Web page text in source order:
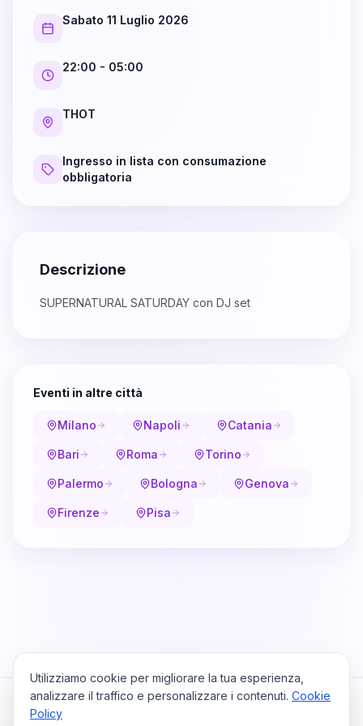
Sabato 11 Luglio 2026
22:00 - 05:00
THOT
Ingresso in lista con consumazione
obbligatoria
Descrizione
SUPERNATURAL SATURDAY con DJ set
Eventi in altre città
Milano Napoli Catania
Bari Roma Torino
Palermo Bologna Genova
Firenze Pisa
Utilizziamo cookie per migliorare la tua esperienza,
analizzare il traffico e personalizzare i contenuti. Cookie
Policy